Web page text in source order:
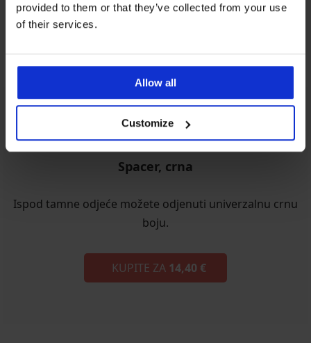
provided to them or that they’ve collected from your use
of their services.
Allow all
Customize
Spacer, crna
Ispod tamne odjeće možete odjenuti univerzalnu crnu
boju.
KUPITE ZA 14,40 €